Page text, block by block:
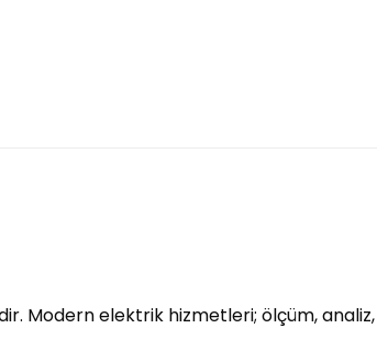
Modern elektrik hizmetleri; ölçüm,